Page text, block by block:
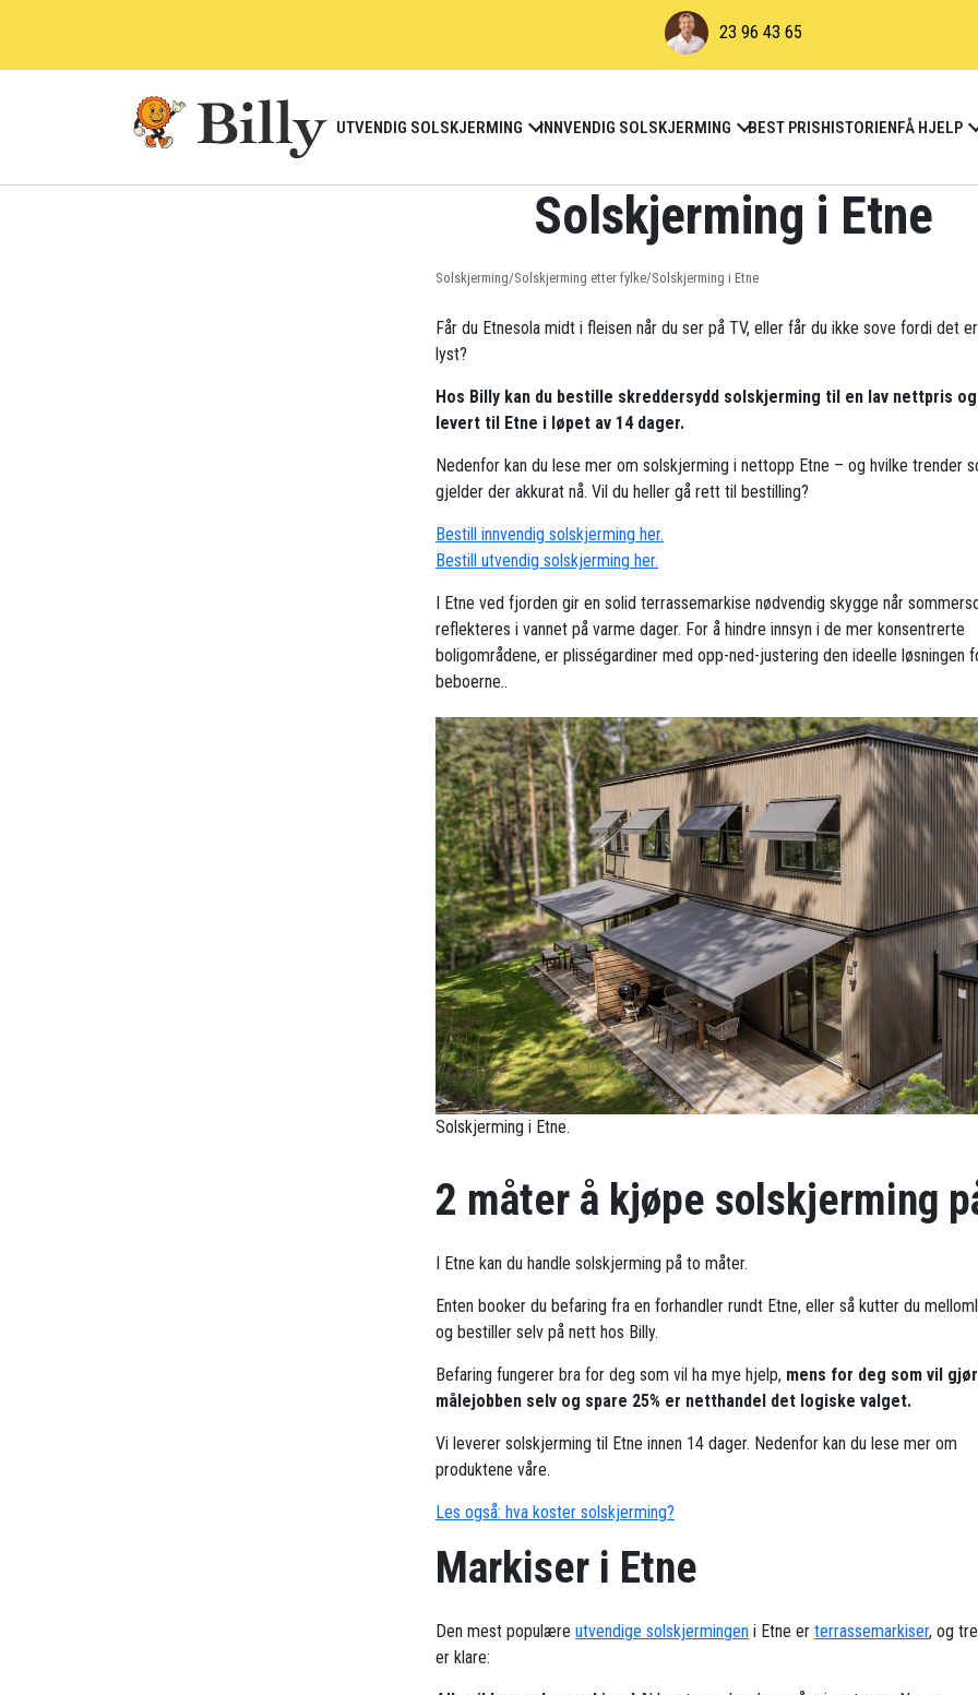
23 96 43 65
UTVENDIG SOLSKJERMING INNVENDIG SOLSKJERMING BEST PRISHISTORIENFÅ HJELP
Solskjerming i Etne
Solskjerming/Solskjerming etter fylke/Solskjerming i Etne
Får du Etnesola midt i fleisen når du ser på TV, eller får du ikke sove fordi det
lyst?
Hos Billy kan du bestille skreddersydd solskjerming til en lav nettpris
levert til Etne i løpet av 14 dager.
Nedenfor kan du lese mer om solskjerming i nettopp Etne – og hvilke trender
gjelder der akkurat nå. Vil du heller gå rett til bestilling?
Bestill innvendig solskjerming her.
Bestill utvendig solskjerming her.
I Etne ved fjorden gir en solid terrassemarkise nødvendig skygge når
reflekteres i vannet på varme dager. For å hindre innsyn i de mer konsentrerte
boligområdene, er plisségardiner med opp-ned-justering den ideelle løsningen
beboerne..
Solskjerming i Etne.
2 måter å kjøpe solskjerming
I Etne kan du handle solskjerming på to måter.
Enten booker du befaring fra en forhandler rundt Etne, eller så kutter du
og bestiller selv på nett hos Billy.
Befaring fungerer bra for deg som vil ha mye hjelp, mens for deg som vil
målejobben selv og spare 25% er netthandel det logiske valget.
Vi leverer solskjerming til Etne innen 14 dager. Nedenfor kan du lese mer om
produktene våre.
Les også: hva koster solskjerming?
Markiser i Etne
Den mest populære utvendige solskjermingen i Etne er terrassemarkiser, og
er klare: